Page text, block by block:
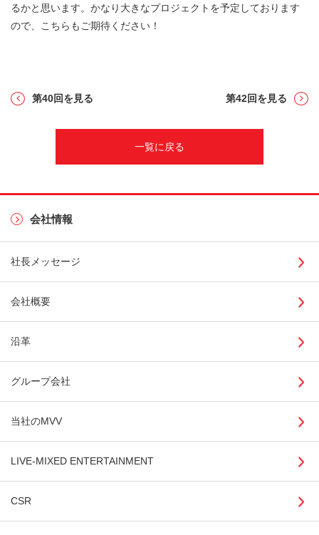
るかと思います。かなり大きなプロジェクトを予定しております
ので、こちらもご期待ください！
第40回を見る
一覧に戻る
第42回を見る
会社情報
社長メッセージ
会社概要
沿革
グループ会社
当社のMVV
LIVE-MIXED ENTERTAINMENT
CSR